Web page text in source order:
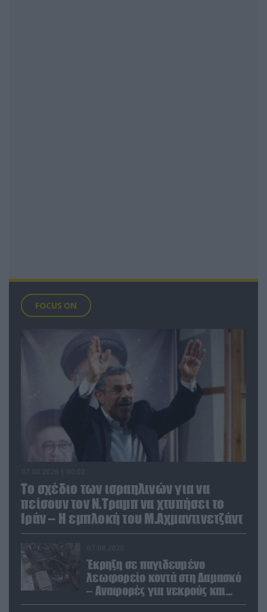
FOCUS ON
Το σχέδιο των ισραηλινών για να
πείσουν τον Ν.Τραμπ να χτυπήσει το
Ιράν – Η εμπλοκή του Μ.Αχμαντινετζάντ
Έκρηξη σε παγιδευμένο
λεωφορείο κοντά στη Δαμασκό
– Αναφορές για νεκρούς και
τραυματίες (βίντεο)